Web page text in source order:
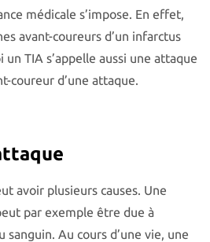
médicale s’impose. En effet,
avant-coureurs d’un infarctus
un TIA s’appelle aussi une attaque
coureur d’une attaque.
avoir plusieurs causes. Une
par exemple être due à
sanguin. Au cours d’une vie, une